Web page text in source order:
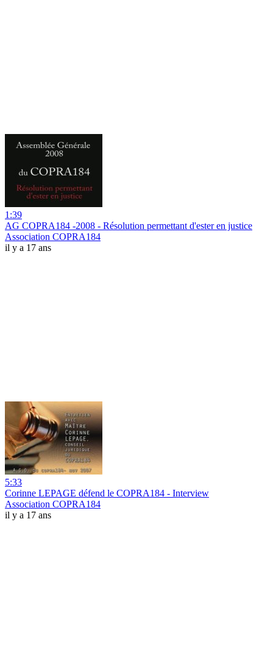
1:39
AG COPRA184 -2008 - Résolution permettant d'ester en justice
Association COPRA184
il y a 17 ans
5:33
Corinne LEPAGE défend le COPRA184 - Interview
Association COPRA184
il y a 17 ans